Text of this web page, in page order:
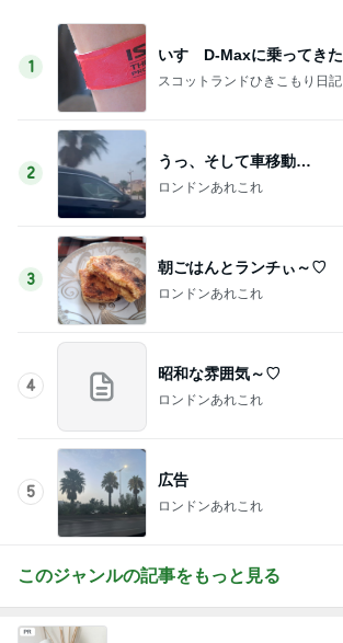
1
いすゞD-Maxに乗ってきた
スコットランドひきこもり日記
2
うっ、そして車移動…
ロンドンあれこれ
3
朝ごはんとランチぃ～♡
ロンドンあれこれ
4
昭和な雰囲気～♡
ロンドンあれこれ
5
広告
ロンドンあれこれ
このジャンルの記事をもっと見る